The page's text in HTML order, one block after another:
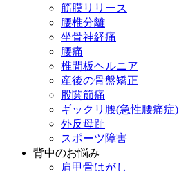
筋膜リリース
腰椎分離
坐骨神経痛
腰痛
椎間板ヘルニア
産後の骨盤矯正
股関節痛
ギックリ腰(急性腰痛症)
外反母趾
スポーツ障害
背中のお悩み
肩甲骨はがし